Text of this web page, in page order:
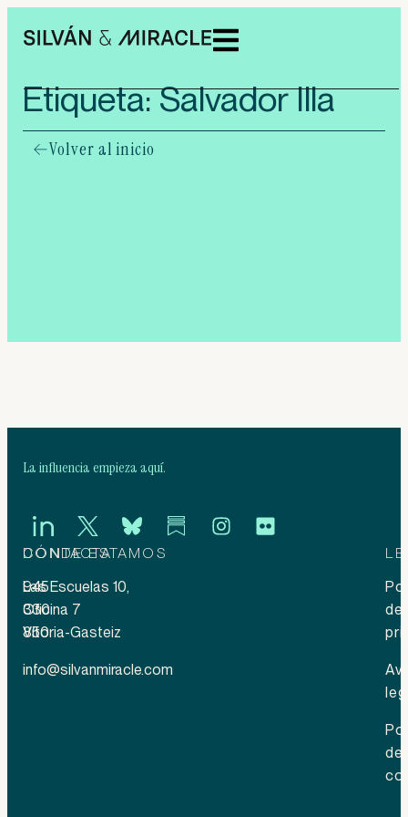
Etiqueta: Salvador Illa
Volver al inicio
La influencia empieza aquí.
CONTACTA
945
330
850
info@silvanmiracle.com
DÓNDE ESTAMOS
Las Escuelas 10,
Oficina 7
Vitoria-Gasteiz
de
de